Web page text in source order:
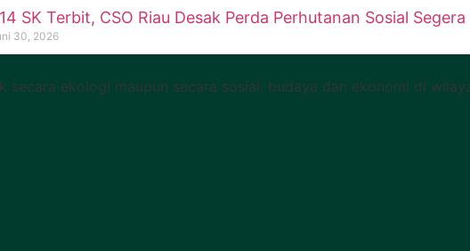
SK Terbit, CSO Riau Desak Perda Perhutanan Sosial
30, 2026
secara ekologi maupun secara sosial, budaya dan ekonomi di